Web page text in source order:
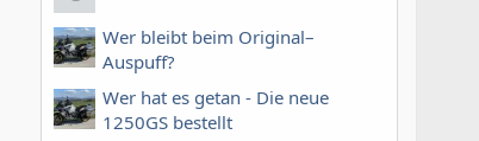
Wer bleibt beim Original–
Auspuff?
Wer hat es getan - Die neue
1250GS bestellt